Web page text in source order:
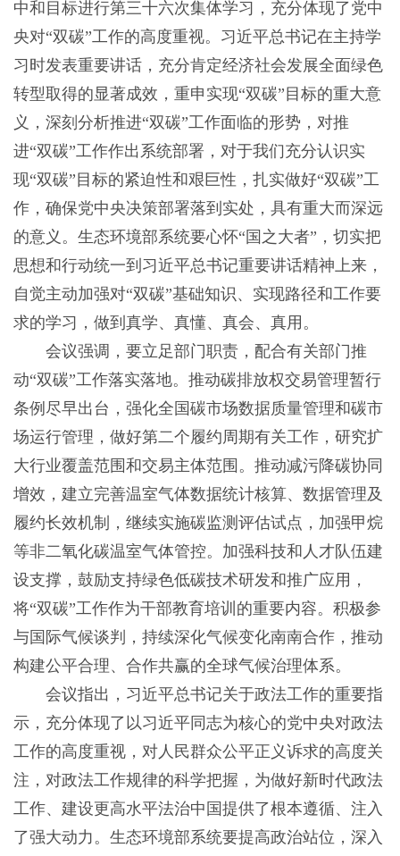
中和目标进行第三十六次集体学习，充分体现了党中
央对“双碳”工作的高度重视。习近平总书记在主持学
习时发表重要讲话，充分肯定经济社会发展全面绿色
转型取得的显著成效，重申实现“双碳”目标的重大意
义，深刻分析推进“双碳”工作面临的形势，对推
进“双碳”工作作出系统部署，对于我们充分认识实
现“双碳”目标的紧迫性和艰巨性，扎实做好“双碳”工
作，确保党中央决策部署落到实处，具有重大而深远
的意义。生态环境部系统要心怀“国之大者”，切实把
思想和行动统一到习近平总书记重要讲话精神上来，
自觉主动加强对“双碳”基础知识、实现路径和工作要
求的学习，做到真学、真懂、真会、真用。
会议强调，要立足部门职责，配合有关部门推
动“双碳”工作落实落地。推动碳排放权交易管理暂行
条例尽早出台，强化全国碳市场数据质量管理和碳市
场运行管理，做好第二个履约周期有关工作，研究扩
大行业覆盖范围和交易主体范围。推动减污降碳协同
增效，建立完善温室气体数据统计核算、数据管理及
履约长效机制，继续实施碳监测评估试点，加强甲烷
等非二氧化碳温室气体管控。加强科技和人才队伍建
设支撑，鼓励支持绿色低碳技术研发和推广应用，
将“双碳”工作作为干部教育培训的重要内容。积极参
与国际气候谈判，持续深化气候变化南南合作，推动
构建公平合理、合作共赢的全球气候治理体系。
会议指出，习近平总书记关于政法工作的重要指
示，充分体现了以习近平同志为核心的党中央对政法
工作的高度重视，对人民群众公平正义诉求的高度关
注，对政法工作规律的科学把握，为做好新时代政法
工作、建设更高水平法治中国提供了根本遵循、注入
了强大动力。生态环境部系统要提高政治站位，深入